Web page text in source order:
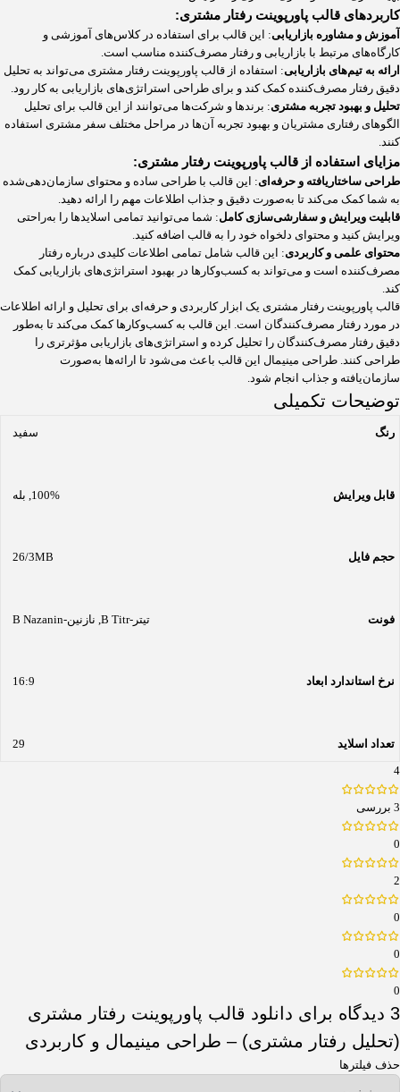
کاربردهای قالب پاورپوینت رفتار مشتری:
آموزش و مشاوره بازاریابی: این قالب برای استفاده در کلاس‌های آموزشی و
کارگاه‌های مرتبط با بازاریابی و رفتار مصرف‌کننده مناسب است.
ارائه به تیم‌های بازاریابی: استفاده از قالب پاورپوینت رفتار مشتری می‌تواند به تحلیل
دقیق رفتار مصرف‌کننده کمک کند و برای طراحی استراتژی‌های بازاریابی به کار رود.
تحلیل و بهبود تجربه مشتری: برندها و شرکت‌ها می‌توانند از این قالب برای تحلیل
الگوهای رفتاری مشتریان و بهبود تجربه آن‌ها در مراحل مختلف سفر مشتری استفاده
کنند.
مزایای استفاده از قالب پاورپوینت رفتار مشتری:
طراحی ساختاریافته و حرفه‌ای: این قالب با طراحی ساده و محتوای سازمان‌دهی‌شده
به شما کمک می‌کند تا به‌صورت دقیق و جذاب اطلاعات مهم را ارائه دهید.
قابلیت ویرایش و سفارشی‌سازی کامل: شما می‌توانید تمامی اسلایدها را به‌راحتی
ویرایش کنید و محتوای دلخواه خود را به قالب اضافه کنید.
محتوای علمی و کاربردی: این قالب شامل تمامی اطلاعات کلیدی درباره رفتار
مصرف‌کننده است و می‌تواند به کسب‌وکارها در بهبود استراتژی‌های بازاریابی کمک
کند.
قالب پاورپوینت رفتار مشتری یک ابزار کاربردی و حرفه‌ای برای تحلیل و ارائه اطلاعات
در مورد رفتار مصرف‌کنندگان است. این قالب به کسب‌وکارها کمک می‌کند تا به‌طور
دقیق رفتار مصرف‌کنندگان را تحلیل کرده و استراتژی‌های بازاریابی مؤثرتری را
طراحی کنند. طراحی مینیمال این قالب باعث می‌شود تا ارائه‌ها به‌صورت
سازمان‌یافته و جذاب انجام شود.
توضیحات تکمیلی
رنگ سفید
قابل ویرایش 100% بله
حجم فایل 26/3MB
فونت تیتر-B Titr نازنین-B Nazanin
نرخ استاندارد ابعاد 16:9
تعداد اسلاید
29
4
3 بررسی
0
2
0
0
0
3 دیدگاه برای
دانلود قالب پاورپوینت رفتار مشتری
(تحلیل رفتار مشتری) – طراحی مینیمال و کاربردی
حذف فیلترها